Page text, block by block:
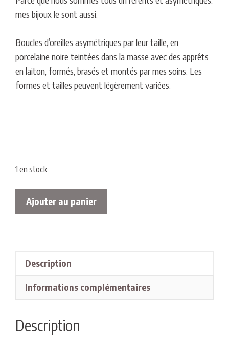
mes bijoux le sont aussi.
Boucles d’oreilles asymétriques par leur taille, en
porcelaine noire teintées dans la masse avec des apprêts
en laiton, formés, brasés et montés par mes soins. Les
formes et tailles peuvent légèrement variées.
1 en stock
quantité
Faille
Ajouter au panier
Description
Informations complémentaires
Description